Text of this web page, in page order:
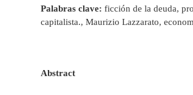
Palabras clave: ficción de la deuda,
capitalista., Maurizio Lazzarato,
Abstract